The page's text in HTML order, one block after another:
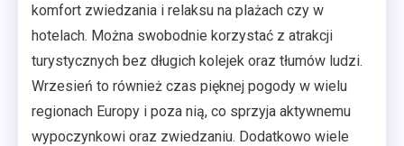
komfort zwiedzania i relaksu na plażach czy w
hotelach. Można swobodnie korzystać z atrakcji
turystycznych bez długich kolejek oraz tłumów ludzi.
Wrzesień to również czas pięknej pogody w wielu
regionach Europy i poza nią, co sprzyja aktywnemu
wypoczynkowi oraz zwiedzaniu. Dodatkowo wiele